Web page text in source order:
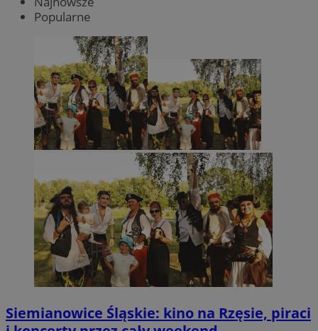
Popularne
Siemianowice Śląskie: kino na Rzęsie, piraci